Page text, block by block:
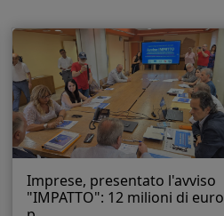
Imprese, presentato l'avviso
"IMPATTO": 12 milioni di euro